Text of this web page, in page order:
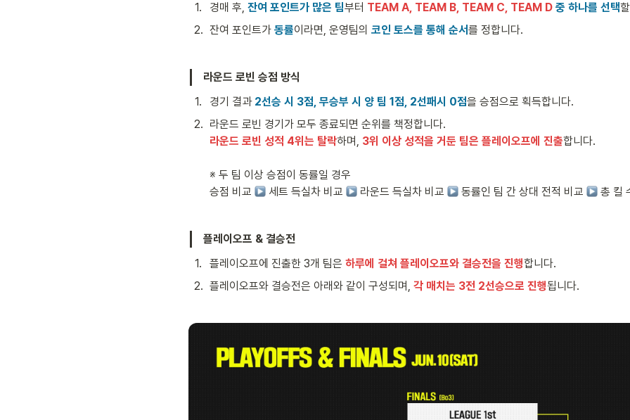
1. 경매 후, 잔여 포인트가 많은 팀부터 TEAM A, TEAM B, TEAM C, TEAM D 중 하나를 선택
2. 잔여 포인트가 동률이라면, 운영팀의 코인 토스를 통해 순서를 정합니다.
라운드 로빈 승점 방식
1. 경기 결과 2선승 시 3점, 무승부 시 양 팀 1점, 2선패시 0점을 승점으로 획득합니다.
2.
라운드 로빈 성적 4위는 탈락하며, 3위 이상 성적을 거둔 팀은 플레이오프에 진출합니다.
※ 두 팀 이상 승점이 동률일 경우
승점 비교
세트 득실차 비교 라운드 득실차 비교 동률인 팀 간 상대 전적 비교 총 킬
플레이오프 & 결승전
1. 플레이오프에 진출한 3개 팀은 하루에 걸쳐 플레이오프와 결승전을 진행합니다.
2. 플레이오프와 결승전은 아래와 같이 구성되며, 각 매치는 3전 2선승으로 진행됩니다.